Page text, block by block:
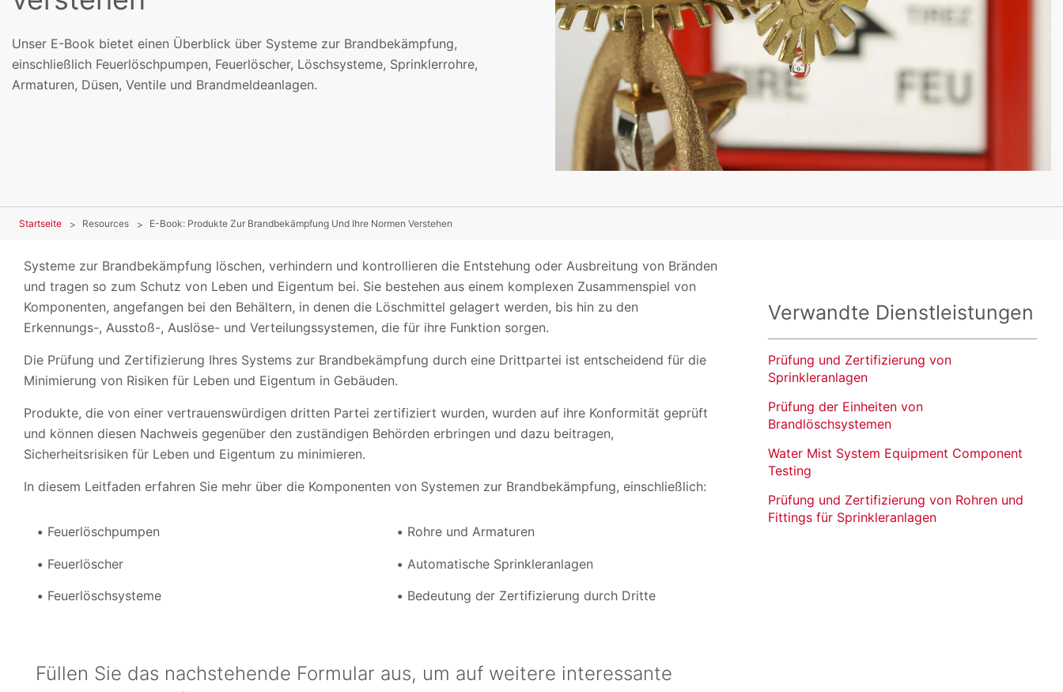
Unser E-Book bietet einen Überblick über Systeme zur Brandbekämpfung,
einschließlich Feuerlöschpumpen, Feuerlöscher, Löschsysteme, Sprinklerrohre,
Armaturen, Düsen, Ventile und Brandmeldeanlagen.
Startseite Resources E-Book: Produkte Zur Brandbekämpfung Und Ihre Normen Verstehen
Systeme zur Brandbekämpfung löschen, verhindern und kontrollieren die Entstehung oder Ausbreitung von Bränden
und tragen so zum Schutz von Leben und Eigentum bei. Sie bestehen aus einem komplexen Zusammenspiel von
Komponenten, angefangen bei den Behältern, in denen die Löschmittel gelagert werden, bis hin zu den
Erkennungs-, Ausstoß-, Auslöse- und Verteilungssystemen, die für ihre Funktion sorgen.
Die Prüfung und Zertifizierung Ihres Systems zur Brandbekämpfung durch eine Drittpartei ist entscheidend für die
Minimierung von Risiken für Leben und Eigentum in Gebäuden.
Produkte, die von einer vertrauenswürdigen dritten Partei zertifiziert wurden, wurden auf ihre Konformität geprüft
und können diesen Nachweis gegenüber den zuständigen Behörden erbringen und dazu beitragen,
Sicherheitsrisiken für Leben und Eigentum zu minimieren.
In diesem Leitfaden erfahren Sie mehr über die Komponenten von Systemen zur Brandbekämpfung, einschließlich:
Feuerlöschpumpen
Feuerlöscher
Feuerlöschsysteme
Rohre und Armaturen
Automatische Sprinkleranlagen
Bedeutung der Zertifizierung durch Dritte
Füllen Sie das nachstehende Formular aus, um auf weitere interessante
Verwandte Dienstleistungen
Prüfung und Zertifizierung von
Sprinkleranlagen
Prüfung der Einheiten von
Brandlöschsystemen
Water Mist System Equipment Component
Testing
Prüfung und Zertifizierung von Rohren und
Fittings für Sprinkleranlagen